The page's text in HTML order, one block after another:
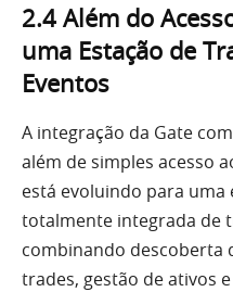
2.4 Além do
uma Estação de
Eventos
A integração da Gate
além de simples acesso
está evoluindo para uma
totalmente integrada de
combinando descoberta
trades, gestão de ativos